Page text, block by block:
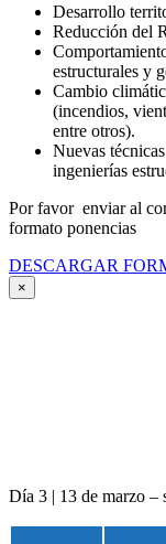
Desarrollo
Reducción del
estructurales y
Cambio
(incendios,
entre otros).
Nuevas
ingenierías
Por favor enviar al
formato ponencias
DESCARGAR
×
Día 3 | 13 de marzo –